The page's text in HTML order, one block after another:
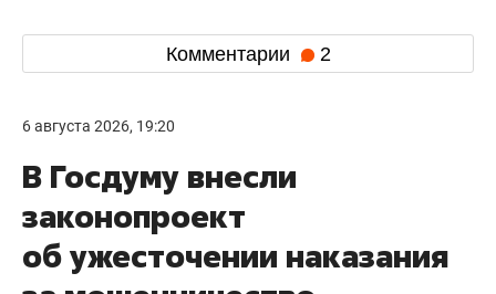
Комментарии 2
6 августа 2026, 19:20
В Госдуму внесли
законопроект
об ужесточении наказания